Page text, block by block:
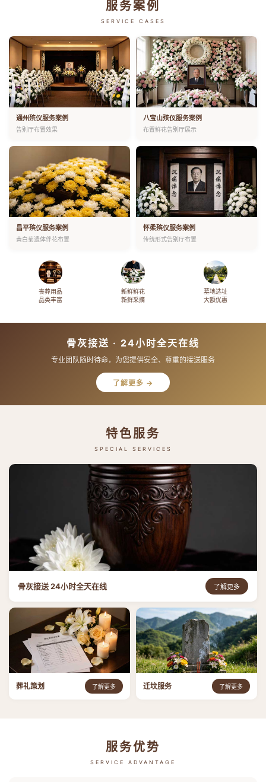
服务案例
SERVICE CASES
通州殡仪服务案例
告别厅布置效果
八宝山殡仪服务案例
布置鲜花告别厅展示
昌平殡仪服务案例
黄白菊遗体伴花布置
怀柔殡仪服务案例
传统形式告别厅布置
丧葬用品
品类丰富
新鲜鲜花
新鲜采摘
墓地选址
大额优惠
骨灰接送 · 24小时全天在线
专业团队随时待命，为您提供安全、尊重的接送服务
了解更多 →
特色服务
SPECIAL SERVICES
骨灰接送 24小时全天在线 了解更多
葬礼策划 了解更多 迁坟服务 了解更多
服务优势
SERVICE ADVANTAGE